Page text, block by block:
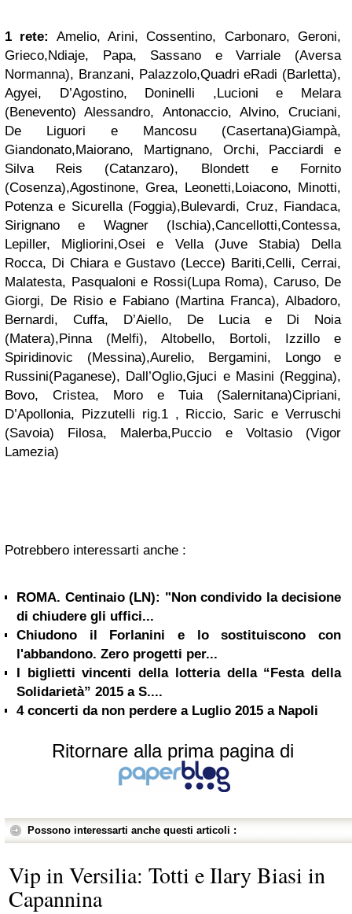
1 rete:
Amelio, Arini, Cossentino, Carbonaro, Geroni,
Grieco,Ndiaje, Papa, Sassano e Varriale (Aversa
Normanna), Branzani, Palazzolo,Quadri eRadi (Barletta),
Agyei, D’Agostino, Doninelli ,Lucioni e Melara
(Benevento) Alessandro, Antonaccio, Alvino, Cruciani,
De Liguori e Mancosu (Casertana)Giampà,
Giandonato,Maiorano, Martignano, Orchi, Pacciardi e
Silva Reis (Catanzaro), Blondett e Fornito
(Cosenza),Agostinone, Grea, Leonetti,Loiacono, Minotti,
Potenza e Sicurella (Foggia),Bulevardi, Cruz, Fiandaca,
Sirignano e Wagner (Ischia),Cancellotti,Contessa,
Lepiller, Migliorini,Osei e Vella (Juve Stabia) Della
Rocca, Di Chiara e Gustavo (Lecce) Bariti,Celli, Cerrai,
Malatesta, Pasqualoni e Rossi(Lupa Roma), Caruso, De
Giorgi, De Risio e Fabiano (Martina Franca), Albadoro,
Bernardi, Cuffa, D’Aiello, De Lucia e Di Noia
(Matera),Pinna (Melfi), Altobello, Bortoli, Izzillo e
Spiridinovic (Messina),Aurelio, Bergamini, Longo e
Russini(Paganese), Dall’Oglio,Gjuci e Masini (Reggina),
Bovo, Cristea, Moro e Tuia (Salernitana)Cipriani,
D’Apollonia, Pizzutelli rig.1 , Riccio, Saric e Verruschi
(Savoia) Filosa, Malerba,Puccio e Voltasio (Vigor
Lamezia)
Potrebbero interessarti anche :
ROMA. Centinaio (LN): "Non condivido la decisione
di chiudere gli uffici...
Chiudono il Forlanini e lo sostituiscono con
l'abbandono. Zero progetti per...
I biglietti vincenti della lotteria della “Festa della
Solidarietà” 2015 a S....
4 concerti da non perdere a Luglio 2015 a Napoli
Ritornare alla prima pagina di
Possono interessarti anche questi articoli :
Vip in Versilia: Totti e Ilary Biasi in
Capannina